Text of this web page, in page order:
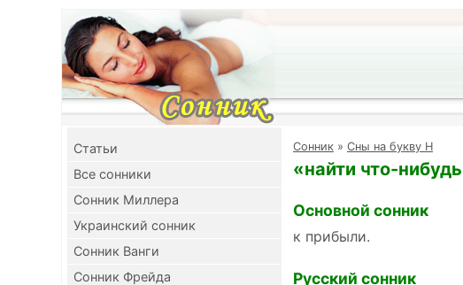
Cтатьи
Все сонники
Сонник Миллера
Украинский сонник
Сонник Ванги
Сонник Фрейда
Cонник » Сны на букву Н
«найти что-
Основной сонник
к прибыли.
Русский сонник